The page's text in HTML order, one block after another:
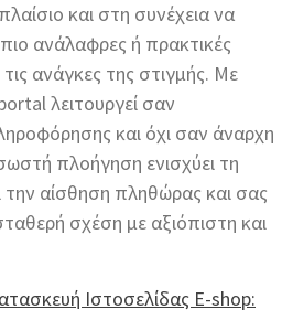
και στη συνέχεια να
ανάλαφρες ή πρακτικές
ανάγκες της στιγμής. Με
λειτουργεί σαν
και όχι σαν άναρχη
πλοήγηση ενισχύει τη
την αίσθηση πληθώρας και σας
σχέση με αξιόπιστη και
Ιστοσελίδας E-shop: